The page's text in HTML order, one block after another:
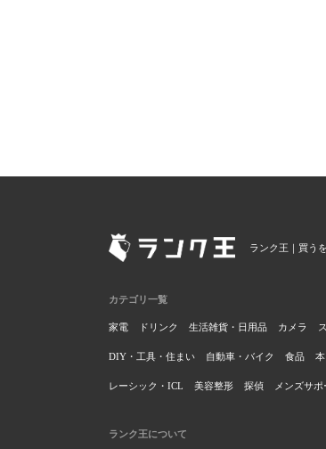
ランク王｜買う
カテゴリ一覧
家電 ドリンク 生活雑貨・日用品 カメラ
DIY・工具・住まい 自動車・バイク 食品
レーシック・ICL 美容整形 探偵 メンズサポ
ランク王について